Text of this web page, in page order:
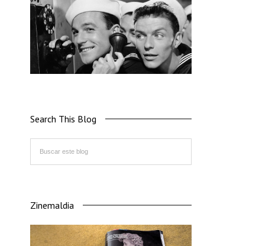
Search This Blog
Zinemaldia